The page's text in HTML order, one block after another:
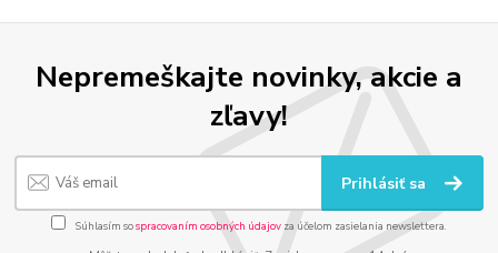
Nepremeškajte novinky, akcie a
zľavy!
Prihlásiť sa
Súhlasím sospracovaním osobných údajov za účelom zasielania newslettera.